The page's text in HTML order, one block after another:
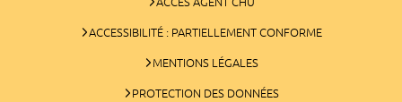
ACCESSIBILITÉ : PARTIELLEMENT CONFORME
MENTIONS LÉGALES
PROTECTION DES DONNÉES